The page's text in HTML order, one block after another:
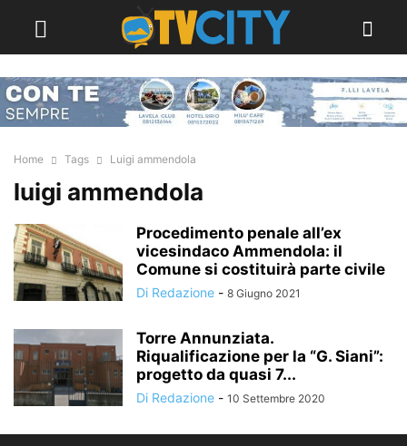
Home Tags Luigi ammendola
luigi ammendola
Procedimento penale all’ex
vicesindaco Ammendola: il
Comune si costituirà parte civile
Di Redazione - 8 Giugno 2021
Torre Annunziata.
Riqualificazione per la “G. Siani”:
progetto da quasi 7...
Di Redazione - 10 Settembre 2020